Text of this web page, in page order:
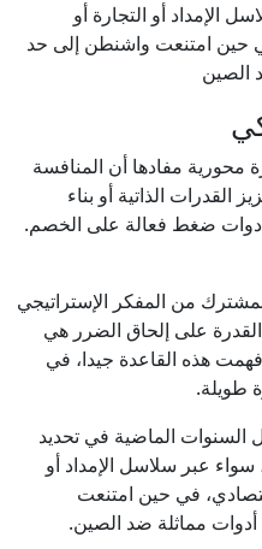
الإمداد أو التجارة أو
في حين امتنعت واشنطن إلى حد
الصين
محورية مفادها أن المنافسة
القدرات الذاتية أو بناء
أدوات ضغط فعالة على الخصم.
من المفكر الإستراتيجي
على إلحاق الضرر هي
هذه القاعدة جيدا، في
طويلة.
السنوات الماضية في تحديد
سواء عبر سلاسل الإمداد أو
في حين امتنعت
مماثلة ضد الصين.